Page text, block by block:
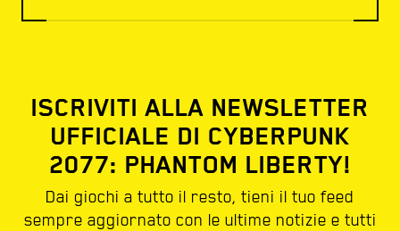
ISCRIVITI ALLA NEWSLETTER
UFFICIALE DI CYBERPUNK
2077: PHANTOM LIBERTY!
Dai giochi a tutto il resto, tieni il tuo feed
sempre aggiornato con le ultime notizie e tutti